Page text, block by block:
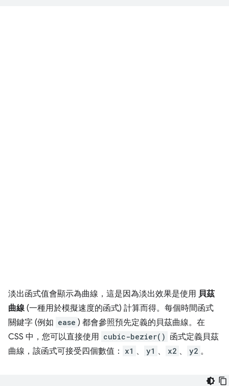
淡出函式值會顯示為曲線，這是因為淡出效果是使用 貝茲
曲線 (一種用於模擬速度的函式) 計算而得。每個時間函式
關鍵字 (例如 ease ) 都會參照預先定義的貝茲曲線。在
CSS 中，您可以直接使用 cubic-bezier() 函式定義貝茲
曲線，該函式可接受四個數值：
x1 、 y1 、 x2 、 y2 。